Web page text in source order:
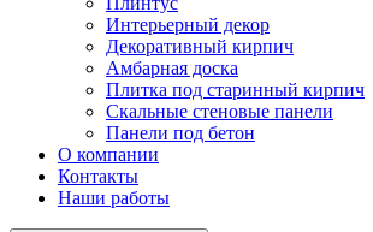
Интерьерный декор
Декоративный кирпич
Амбарная доска
Плитка под старинный кирпич
Скальные стеновые панели
Панели под бетон
О компании
Контакты
Наши работы